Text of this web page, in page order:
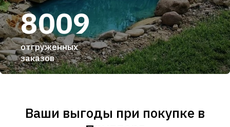
8009
отгруженных
заказов
Ваши выгоды при покупке в